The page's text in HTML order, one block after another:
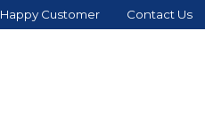
Happy Customer Contact Us